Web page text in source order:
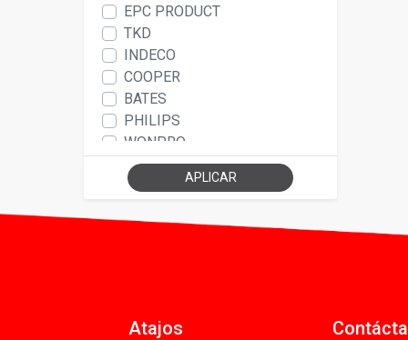
EPC PRODUCT
TKD
INDECO
COOPER
BATES
PHILIPS
WONPRO
BEISIT
YASHIPS
NAVIA BOX
ALEX
APLICAR
Atajos